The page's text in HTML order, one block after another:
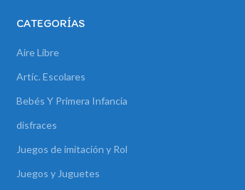
CATEGORÍAS
Aire Libre
Artíc. Escolares
Bebés Y Primera Infancia
disfraces
Juegos de imitación y Rol
Juegos y Juguetes